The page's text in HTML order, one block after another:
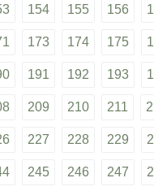
154 155 156
173 174 175
191 192 193
209 210 211
227 228 229
245 246 247